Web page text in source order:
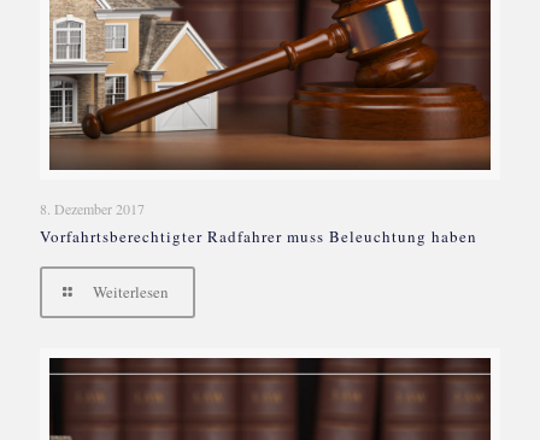
8. Dezember 2017
Vorfahrtsberechtigter Radfahrer muss Beleuchtung haben
Weiterlesen